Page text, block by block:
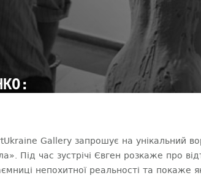
Gallery запрошує на унікальний
Під час зустрічі Євген розкаже про
непохитної реальності та покаже